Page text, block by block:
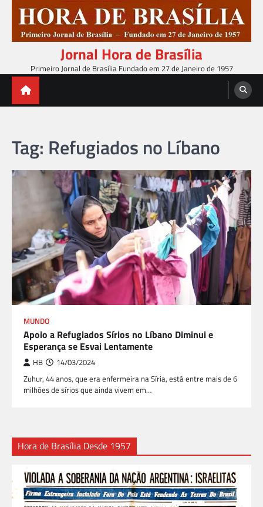
content
Jornal Hora de Brasília
Primeiro Jornal de Brasília Fundado em 27 de Janeiro de 1957
Tag: Refugiados no Líbano
MUNDO
Apoio a Refugiados Sírios no Líbano Diminui e
Esperança se Esvai Lentamente
HB 14/03/2024
Zuhur, 44 anos, que era enfermeira na Síria, está entre mais de 6
milhões de sírios que ainda vivem em…
Hora de Brasília Desde 1957